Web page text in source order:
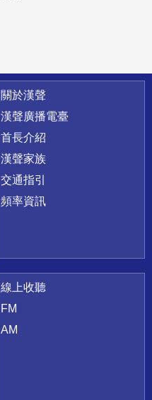
關於漢聲
漢聲廣播電臺
首長介紹
漢聲家族
交通指引
頻率資訊
線上收聽
FM
AM